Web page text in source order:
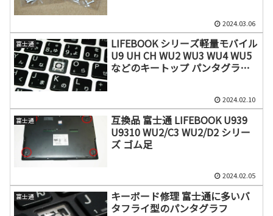
2024.03.06
富士通
LIFEBOOK シリーズ軽量モバイル
U9 UH CH WU2 WU3 WU4 WU5
などのキートップ パンタグラフ
2024.02.10
富士通
互換品 富士通 LIFEBOOK U939
U9310 WU2/C3 WU2/D2 シリー
ズ ゴム足
2024.02.05
富士通
キーボード修理 富士通に多いバ
タフライ型のパンタグラフ